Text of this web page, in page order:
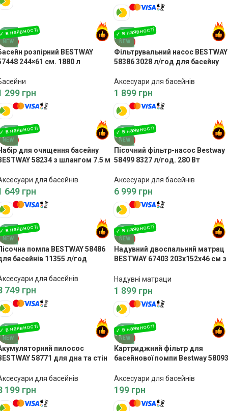
NEW
розпірний BESTWAY
244×61 см. 1880 л
299 грн
NEW
Фільтрувальний насос BESTWAY
58386 3028 л/год для басейну
Аксесуари для басейнів
1 899 грн
NEW
для очищення басейну
58234 з шлангом 7.5 м
для басейнів
649 грн
NEW
Пісочний фільтр-насос Bestway
58499 8327 л/год. 280 Вт
Аксесуари для басейнів
6 999 грн
NEW
помпа BESTWAY 58486
басейнів 11355 л/год
для басейнів
749 грн
NEW
Надувний двоспальний матрац
BESTWAY 67403 203x152x46 см з
Надувні матраци
1 899 грн
NEW
пилосос
58771 для дна та стін
для басейнів
199 грн
NEW
Картриджний фільтр для
басейнової помпи Bestway
Аксесуари для басейнів
199 грн